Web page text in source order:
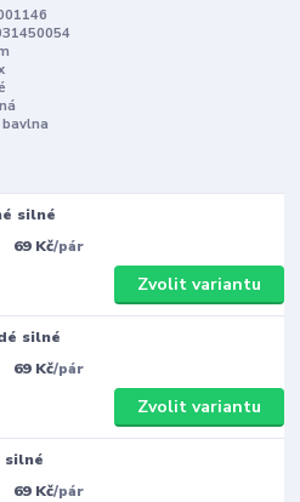
silné
69 Kč/pár
Zvolit variantu
silné
69 Kč/pár
Zvolit variantu
silné
69 Kč/pár